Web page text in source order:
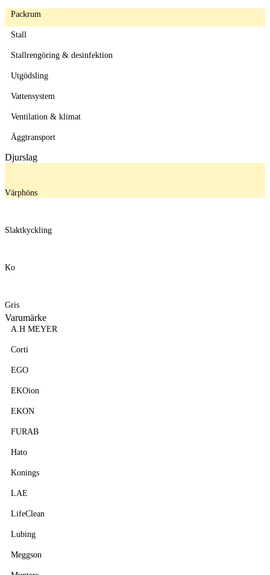
Packrum
Stall
Stallrengöring & desinfektion
Utgödsling
Vattensystem
Ventilation & klimat
Äggtransport
Djurslag
Värphöns
Slaktkyckling
Ko
Gris
Varumärke
A.H MEYER
Corti
EGO
EKOion
EKON
FURAB
Hato
Konings
LAE
LifeClean
Lubing
Meggson